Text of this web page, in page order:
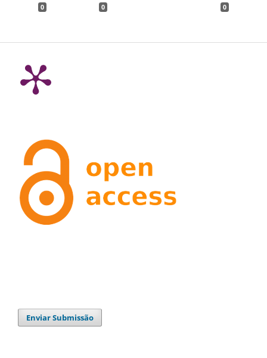
0 0 0
Enviar Submissão